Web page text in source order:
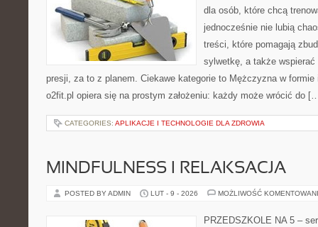
dla osób, które chcą
jednocześnie nie lubią
treści, które pomagają
sylwetkę, a także
presji, za to z planem. Ciekawe kategorie to Mężczyzna w formie
o2fit.pl opiera się na prostym założeniu: każdy może wrócić do
CATEGORIES: APLIKACJE I TECHNOLOGIE DLA ZDROWIA
MINDFULNESS I RELAKSACJA
POSTED BY ADMIN LUT - 9 - 2026 MOŻLIWOŚĆ
PRZEDSZKOLE NA 5 –